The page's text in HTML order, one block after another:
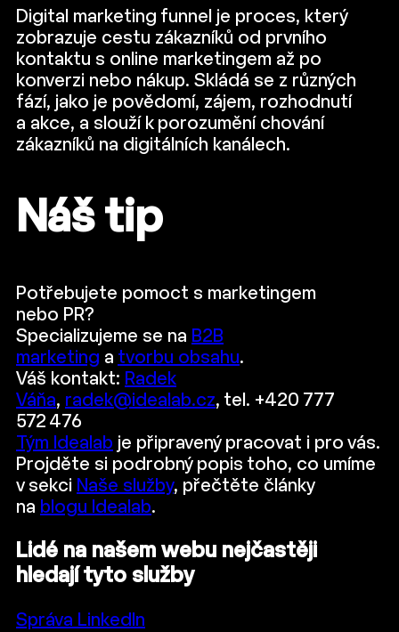
Digital marketing funnel je proces, který
zobrazuje cestu zákazníků od prvního
kontaktu s online marketingem až po
konverzi nebo nákup. Skládá se z různých
fází, jako je povědomí, zájem, rozhodnutí
a akce, a slouží k porozumění chování
zákazníků na digitálních kanálech.
Náš tip
Potřebujete pomoct s marketingem
nebo PR?
Specializujeme se na B2B
marketing a tvorbu obsahu.
Váš kontakt: Radek
Váňa, radek@idealab.cz, tel. +420 777
572 476
Tým Idealab je připravený pracovat i pro vás.
Projděte si podrobný popis toho, co umíme
v sekci Naše služby, přečtěte články
na blogu Idealab.
Lidé na našem webu nejčastěji
hledají tyto služby
Správa LinkedIn